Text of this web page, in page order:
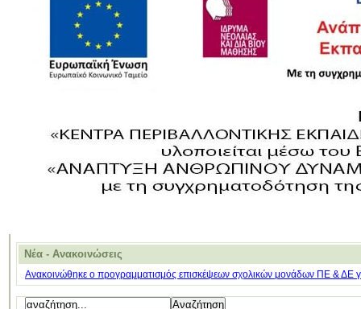
Νέα - Ανακοινώσεις
Ανακοινώθηκε ο προγραμματισμός επισκέψεων σχολικών μονάδων ΠΕ & ΔΕ